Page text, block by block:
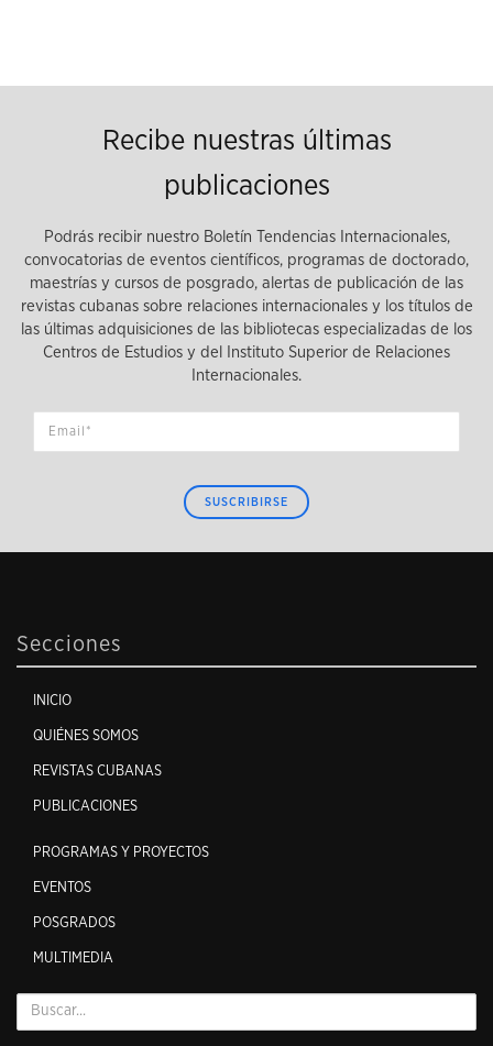
Recibe nuestras últimas
publicaciones
Podrás recibir nuestro Boletín Tendencias Internacionales,
convocatorias de eventos científicos, programas de doctorado,
maestrías y cursos de posgrado, alertas de publicación de las
revistas cubanas sobre relaciones internacionales y los títulos de
las últimas adquisiciones de las bibliotecas especializadas de los
Centros de Estudios y del Instituto Superior de Relaciones
Internacionales.
SUSCRIBIRSE
Secciones
INICIO
QUIÉNES SOMOS
REVISTAS CUBANAS
PUBLICACIONES
PROGRAMAS Y PROYECTOS
EVENTOS
POSGRADOS
MULTIMEDIA